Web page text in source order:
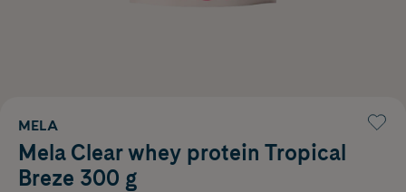
MELA
Mela Clear whey protein Tropical
Breze 300 g